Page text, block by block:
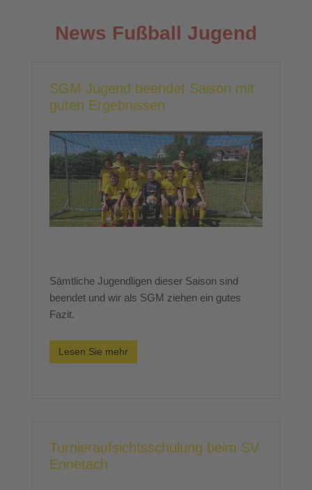
News Fußball Jugend
SGM Jugend beendet Saison mit
guten Ergebnissen
Sämtliche Jugendligen dieser Saison sind
beendet und wir als SGM ziehen ein gutes
Fazit.
Lesen Sie mehr
Turnieraufsichtsschulung beim SV
Ennetach